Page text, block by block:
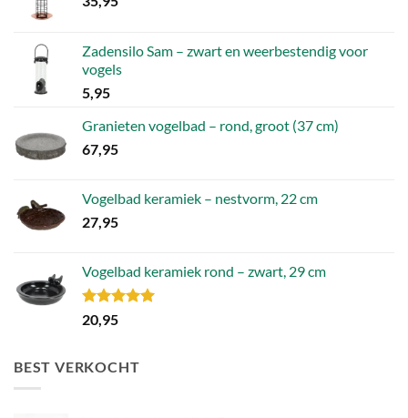
Zadensilo Sam – zwart en weerbestendig voor
vogels
5,95
Granieten vogelbad – rond, groot (37 cm)
67,95
Vogelbad keramiek – nestvorm, 22 cm
27,95
Vogelbad keramiek rond – zwart, 29 cm
Gewaardeerd
5.00
20,95
BEST VERKOCHT